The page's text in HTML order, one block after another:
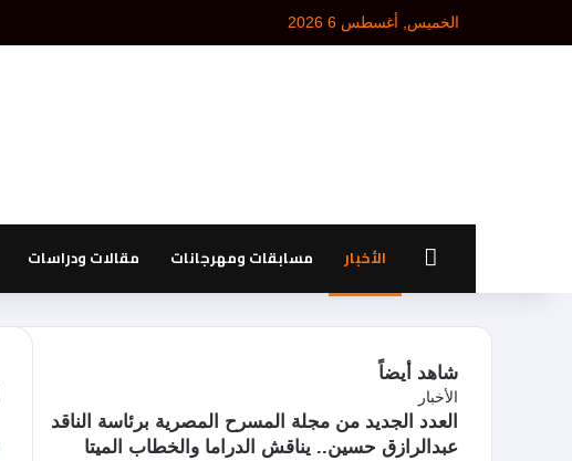
الخميس, أغسطس 6 2026
الرئيسيةالأخبار مسابقات ومهرجانات مقالات ودراسات
شاهد أيضاً
إ
ل
الأخبار
العدد الجديد من مجلة المسرح المصرية برئاسة الناقد
عبدالرازق حسين.. يناقش الدراما والخطاب الميتا